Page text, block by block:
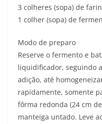
3 colheres (sopa) de
1 colher (sopa) de
Modo de preparo
Reserve o fermento e
liquidificador, seguindo
adição, até
rapidamente, somente
fôrma redonda (24 cm
manteiga untado. Leve